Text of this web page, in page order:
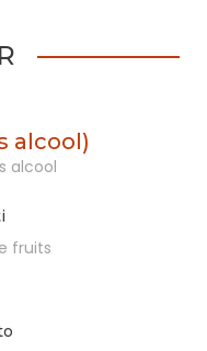
alcool)
alcool
fruits